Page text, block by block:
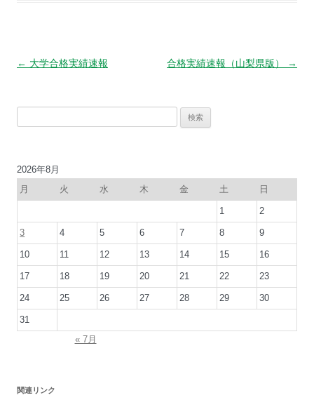
投
シ
ョ
ン
← 大学合格実績速報 合格実績速報（山梨県版） →
2026年8月
月
火 水 木 金 土 日
1 2
3 4 5 6 7 8 9
10 11 12 13 14 15 16
17 18 19 20 21 22 23
24 25 26 27 28 29 30
31
« 7月
関連リンク